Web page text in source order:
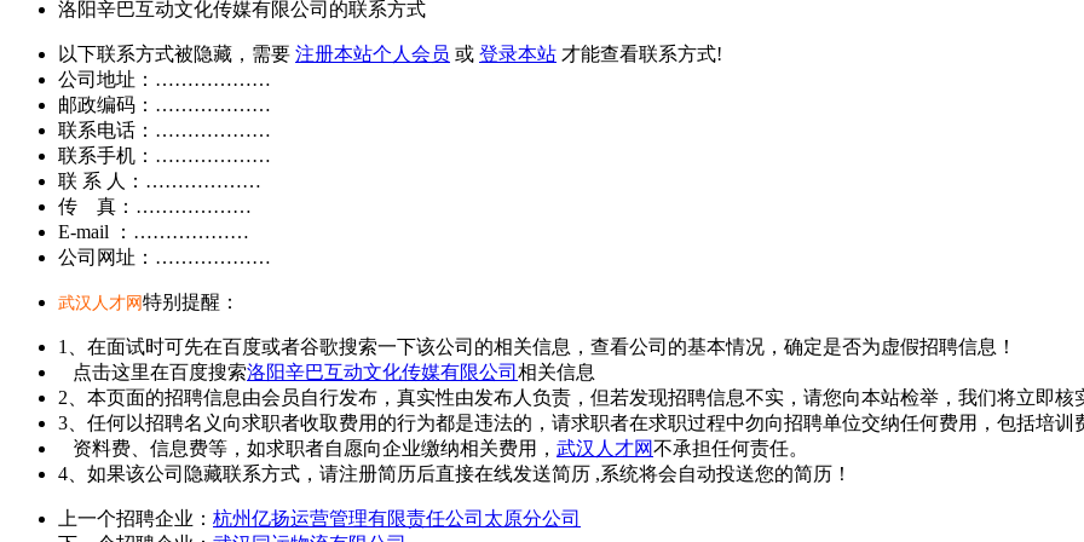
洛阳辛巴互动文化传媒有限公司的联系方式
以下联系方式被隐藏，需要 注册本站个人会员 或 登录本站 才能查看联系方式!
公司地址：………………
邮政编码：………………
联系电话：………………
联系手机：………………
联 系 人：………………
传 真：………………
E-mail ：………………
公司网址：………………
武汉人才网 特别提醒：
1、在面试时可先在百度或者谷歌搜索一下该公司的相关信息，查看公司的基本情况，确定是否为虚假招聘信息！
点击这里在百度搜索洛阳辛巴互动文化传媒有限公司 相关信息
2、本页面的招聘信息由会员自行发布，真实性由发布人负责，但若发现招聘信息不实，请您向本站检举，我们将立即核
3、任何以招聘名义向求职者收取费用的行为都是违法的，请求职者在求职过程中勿向招聘单位交纳任何费用，包括培训
资料费、信息费等，如求职者自愿向企业缴纳相关费用， 武汉人才网不承担任何责任。
4、如果该公司隐藏联系方式，请注册简历后直接在线发送简历 ,系统将会自动投送您的简历！
上一个招聘企业： 杭州亿扬运营管理有限责任公司太原分公司